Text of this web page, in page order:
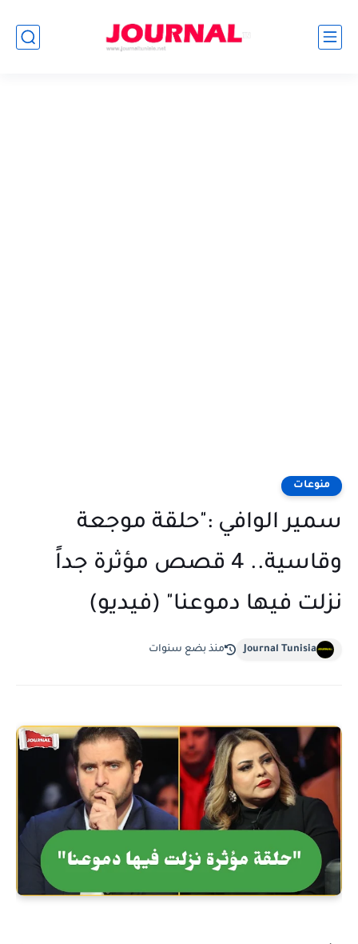
منوعات
سمير الوافي :"حلقة موجعة
وقاسية.. 4 قصص مؤثرة جداً
نزلت فيها دموعنا" (فيديو)
Journal Tunisia منذ بضع سنوات